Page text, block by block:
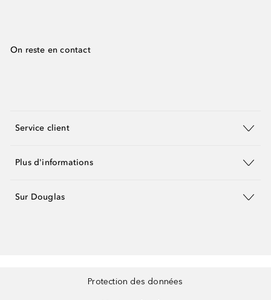
On reste en contact
Service client
Plus d'informations
Sur Douglas
Protection des données